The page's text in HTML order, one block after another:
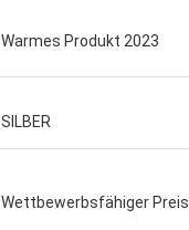
Warmes Produkt 2023
SILBER
Wettbewerbsfähiger Preis